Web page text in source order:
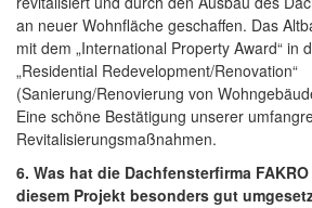
an neuer Wohnfläche geschaffen. Das
mit dem „International Property Award“ in
„Residential Redevelopment/Renovation“
(Sanierung/Renovierung von
Eine schöne Bestätigung unserer
Revitalisierungsmaßnahmen.
6. Was hat die Dachfensterfirma
diesem Projekt besonders gut